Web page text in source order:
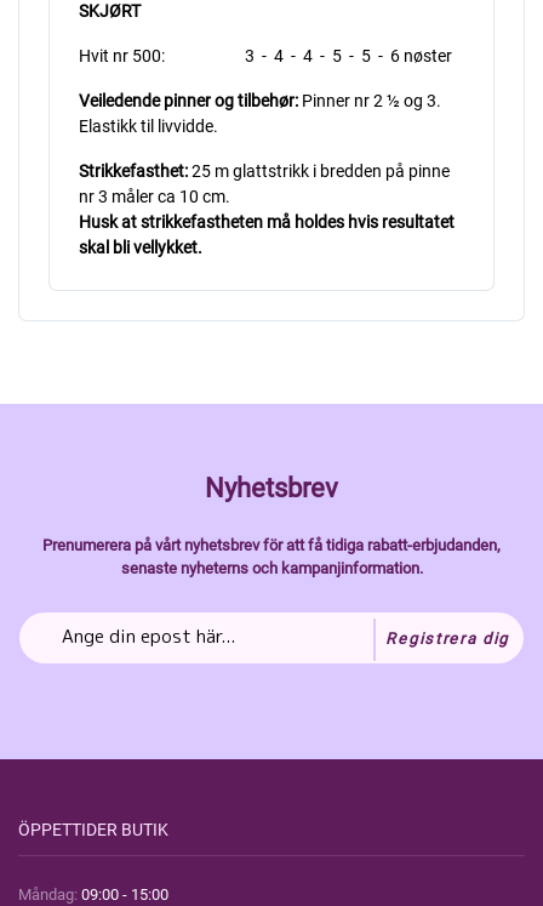
SKJØRT
Hvit nr 500: 3 - 4 - 4 - 5 - 5 - 6 nøster
Veiledende pinner og tilbehør: Pinner nr 2 ½ og 3.
Elastikk til livvidde.
Strikkefasthet:25 m glattstrikk i bredden på pinne
nr 3 måler ca 10 cm.
Husk at strikkefastheten må holdes hvis resultatet
skal bli vellykket.
Nyhetsbrev
Prenumerera på vårt nyhetsbrev för att få tidiga rabatt-erbjudanden,
senaste nyheterns och kampanjinformation.
Registrera dig
ÖPPETTIDER BUTIK
Måndag: 09:00 - 15:00